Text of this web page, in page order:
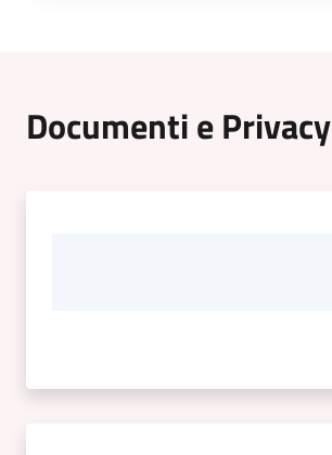
Documenti e Privacy